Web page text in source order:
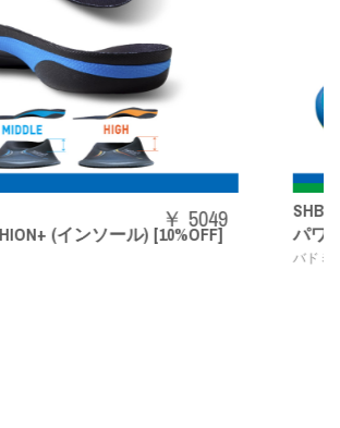
パワークッションエアラスZメン